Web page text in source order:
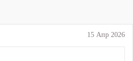
15 Апр 2026